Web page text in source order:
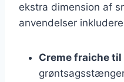
ekstra dimension af
anvendelser
Creme fraiche til